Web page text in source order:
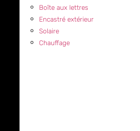
Boîte aux lettres
Encastré extérieur
Solaire
Chauffage